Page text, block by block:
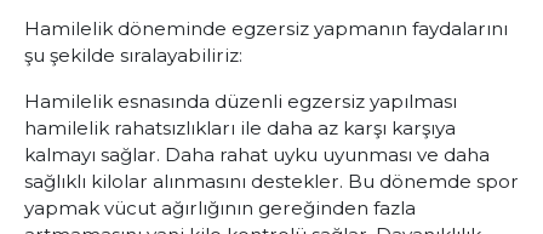
Hamilelik döneminde egzersiz yapmanın faydalarını
şu şekilde sıralayabiliriz:
Hamilelik esnasında düzenli egzersiz yapılması
hamilelik rahatsızlıkları ile daha az karşı karşıya
kalmayı sağlar. Daha rahat uyku uyunması ve daha
sağlıklı kilolar alınmasını destekler. Bu dönemde spor
yapmak vücut ağırlığının gereğinden fazla